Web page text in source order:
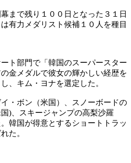
まで残り１００日となった３１日
有力メダリスト候補１０人を種目
ト部門で「韓国のスーパースター
金メダルで彼女の輝かしい経歴を
、キム・ヨナを選定した。
・ボン（米国）、スノーボードの
)、スキージャンプの高梨沙羅
韓国が得意とするショートトラッ
た。